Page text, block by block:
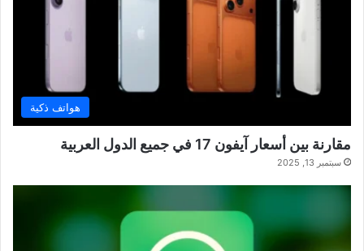
هواتف ذكية
مقارنة بين أسعار آيفون 17 في جميع الدول العربية
سبتمبر 13, 2025